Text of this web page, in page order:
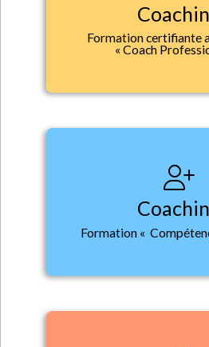
Formation certifiante
« Coach
Formation «